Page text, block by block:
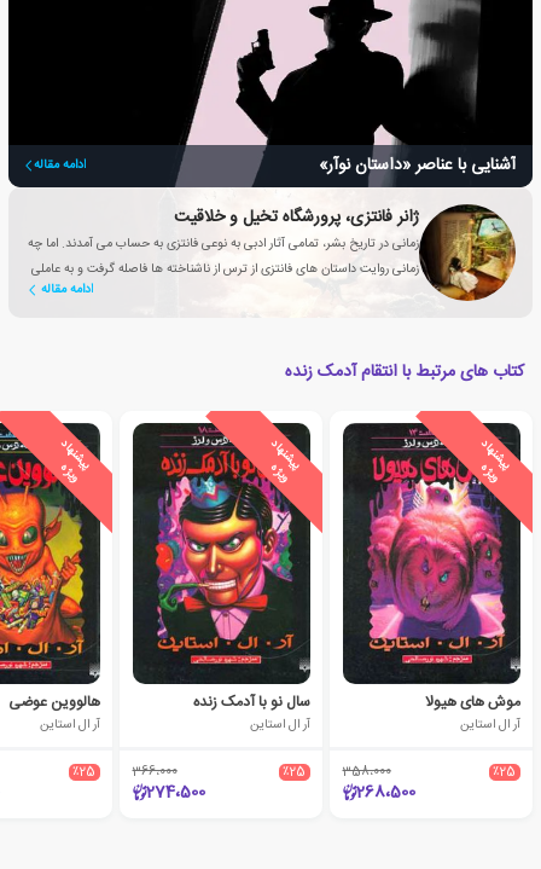
آشنایی با عناصر «داستان نوآر» ادامه مقاله
ژانر فانتزی، پرورشگاه تخیل و خلاقیت
زمانی در تاریخ بشر، تمامی آثار ادبی به نوعی فانتزی به حساب می آمدند. اما چه
زمانی روایت داستان های فانتزی از ترس از ناشناخته ها فاصله گرفت و به عاملی
ادامه مقاله
کتاب های مرتبط با انتقام آدمک زنده
پ
ی
ش
ن
ه
ا
د
و
ی
ژ
ه
موش های هیولا
آر ال استاین
٪25 358،000
268،500
پ
ی
ش
ن
ه
ا
د
و
ی
ژ
ه
سال نو با آدمک زنده
آر ال استاین
٪25 366،000
274،500
پ
ی
ش
ن
ه
ا
د
و
ی
ژ
ه
هالووین عوضی
آر ال استاین
٪25